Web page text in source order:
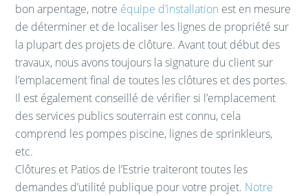
bon arpentage, notre équipe d’installation est en mesure
de déterminer et de localiser les lignes de propriété sur
la plupart des projets de clôture. Avant tout début des
travaux, nous avons toujours la signature du client sur
l’emplacement final de toutes les clôtures et des portes.
Il est également conseillé de vérifier si l’emplacement
des services publics souterrain est connu, cela
comprend les pompes piscine, lignes de sprinkleurs,
etc.
Clôtures et Patios de l’Estrie traiteront toutes les
demandes d’utilité publique pour votre projet. Notre